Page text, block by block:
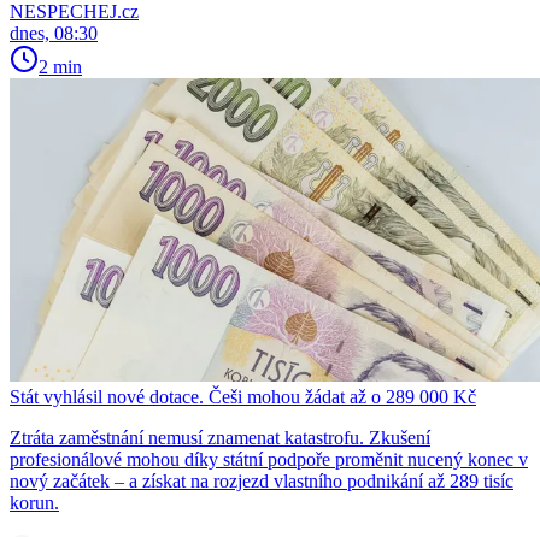
NESPECHEJ.cz
dnes, 08:30
2 min
Stát vyhlásil nové dotace. Češi mohou žádat až o 289 000 Kč
Ztráta zaměstnání nemusí znamenat katastrofu. Zkušení
profesionálové mohou díky státní podpoře proměnit nucený konec v
nový začátek – a získat na rozjezd vlastního podnikání až 289 tisíc
korun.